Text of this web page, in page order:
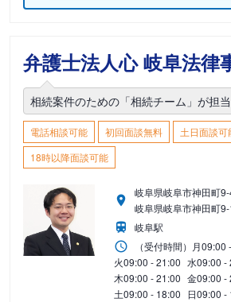
弁護士法人心 岐阜法律
相続案件のための「相続チーム」が担当
電話相談可能 初回面談無料
土日面談可
18時以降面談可能
岐阜県岐阜市神田町
岐阜県岐阜市神田町9-
岐阜駅
（受付時間） 月09:00
火09:00 - 21:00 水09:00 -
木09:00 - 21:00 金09:00 -
土09:00 - 18:00 日09:00 -